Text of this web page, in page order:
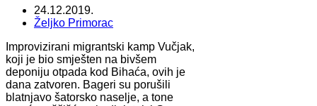
24.12.2019.
Željko Primorac
Improvizirani migrantski kamp Vučjak,
koji je bio smješten na bivšem
deponiju otpada kod Bihaća, ovih je
dana zatvoren. Bageri su porušili
blatnjavo šatorsko naselje, a tone